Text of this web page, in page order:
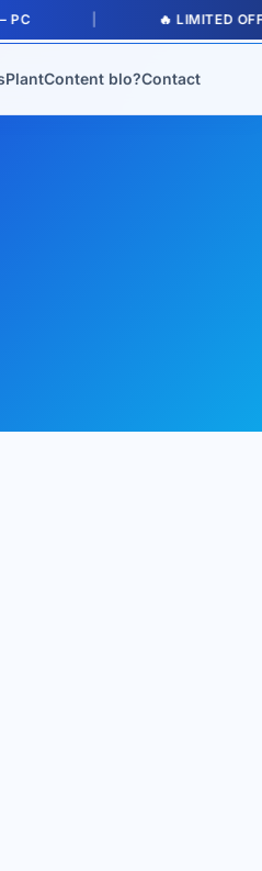
🔥 LIMITED
PlantContent blo?Contact